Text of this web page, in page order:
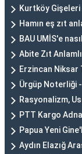
Kurtköy Gişeleri
Hamın eş zıt
BAU UMİS'e
Abite Zıt
Erzincan Niksar
Ürgüp Noterliği
Rasyonalizm,
PTT Kargo
Papua Yeni
Aydın Elazığ